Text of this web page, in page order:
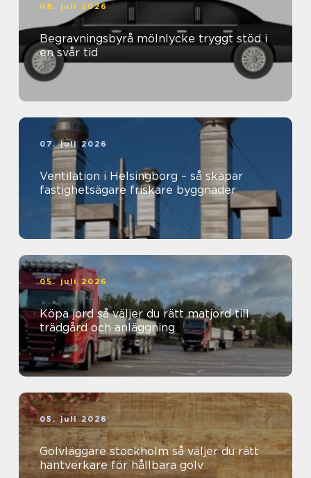
08. juli 2026
Begravningsbyrå mölnlycke tryggt stöd i
en svår tid
07. juli 2026
Ventilation i Helsingborg – så skapar
fastighetsägare friskare byggnader
05. juli 2026
Köpa jord så väljer du rätt matjord till
trädgård och anläggning
05. juli 2026
Golvläggare stockholm så väljer du rätt
hantverkare för hållbara golv